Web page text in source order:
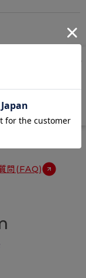
レッグサポーティ、
工
問(FAQ)